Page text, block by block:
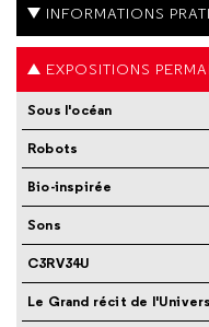
INFORMATIONS
EXPOSITIONS
Sous l'océan
Robots
Bio-inspirée
Sons
C3RV34U
Le Grand récit de l'Univers